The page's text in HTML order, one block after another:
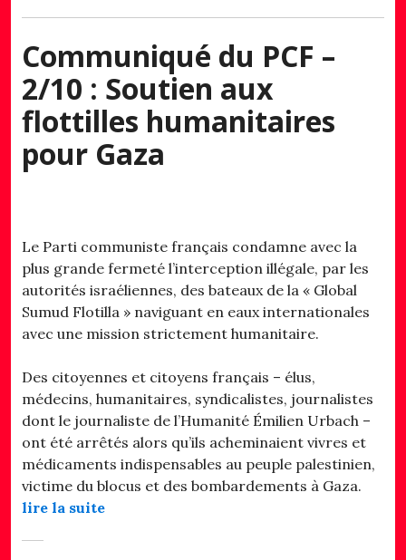
Communiqué du PCF –
2/10 : Soutien aux
flottilles humanitaires
pour Gaza
Le Parti communiste français condamne avec la
plus grande fermeté l’interception illégale, par les
autorités israéliennes, des bateaux de la « Global
Sumud Flotilla » naviguant en eaux internationales
avec une mission strictement humanitaire.
Des citoyennes et citoyens français – élus,
médecins, humanitaires, syndicalistes, journalistes
dont le journaliste de l’Humanité Émilien Urbach –
ont été arrêtés alors qu’ils acheminaient vivres et
médicaments indispensables au peuple palestinien,
victime du blocus et des bombardements à Gaza.
lire la suite